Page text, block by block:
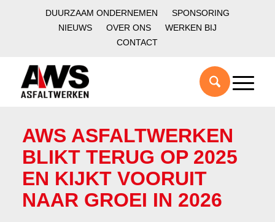
DUURZAAM ONDERNEMEN
SPONSORING
NIEUWS
OVER ONS
WERKEN BIJ
CONTACT
AWS ASFALTWERKEN
BLIKT TERUG OP 2025
EN KIJKT VOORUIT
NAAR GROEI IN 2026